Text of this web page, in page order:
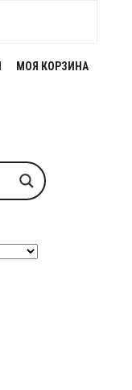
МОЯ КОРЗИНА